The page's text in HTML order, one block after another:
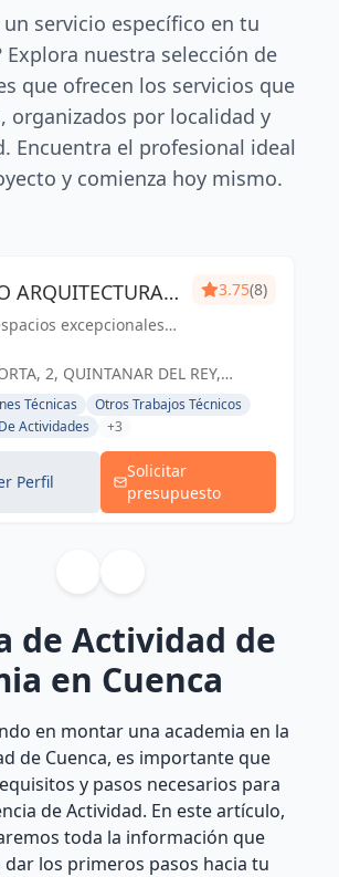
un servicio específico en tu
Explora nuestra selección de
que ofrecen los servicios que
organizados por localidad y
Encuentra el profesional ideal
y comienza hoy mismo.
ARQUITECTURA Y
excepcionales
el tiempo. Tu visión,
3.75(8)
2, QUINTANAR DEL REY,
España
Técnicas
Otros Trabajos Técnicos
Actividades
+3
Perfil
Solicitar
presupuesto
de Actividad de
en Cuenca
en montar una academia en la
de Cuenca, es importante que
y pasos necesarios para
de Actividad. En este artículo,
toda la información que
dar los primeros pasos hacia tu